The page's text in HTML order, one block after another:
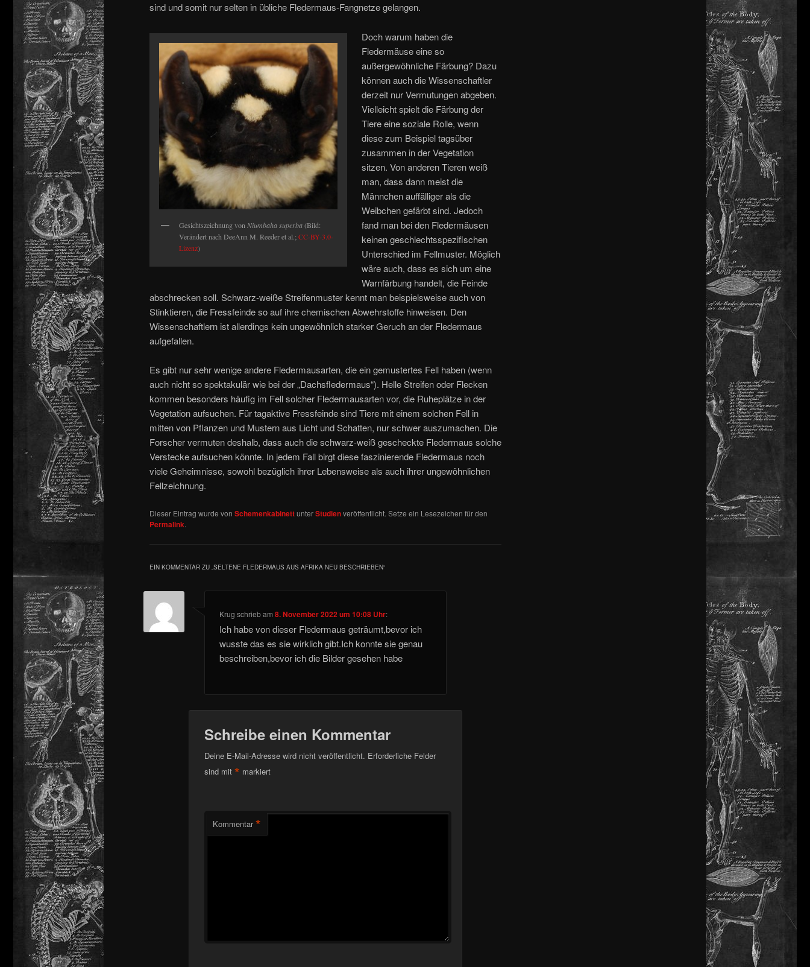
sind und somit nur selten in übliche Fledermaus-Fangnetze gelangen.
Gesichtszeichnung von Niumbaha superba(Bild:
Verändert nach DeeAnn M. Reeder et al.; CC-BY-3.0-
Lizenz)
Doch warum haben die
Fledermäuse eine so
außergewöhnliche Färbung? Dazu
können auch die Wissenschaftler
derzeit nur Vermutungen abgeben.
Vielleicht spielt die Färbung der
Tiere eine soziale Rolle, wenn
diese zum Beispiel tagsüber
zusammen in der Vegetation
sitzen. Von anderen Tieren weiß
man, dass dann meist die
Männchen auffälliger als die
Weibchen gefärbt sind. Jedoch
fand man bei den Fledermäusen
keinen geschlechtsspezifischen
Unterschied im Fellmuster. Möglich
wäre auch, dass es sich um eine
Warnfärbung handelt, die Feinde
abschrecken soll. Schwarz-weiße Streifenmuster kennt man beispielsweise auch von
Stinktieren, die Fressfeinde so auf ihre chemischen Abwehrstoffe hinweisen. Den
Wissenschaftlern ist allerdings kein ungewöhnlich starker Geruch an der Fledermaus
aufgefallen.
Es gibt nur sehr wenige andere Fledermausarten, die ein gemustertes Fell haben (wenn
auch nicht so spektakulär wie bei der „Dachsfledermaus“). Helle Streifen oder Flecken
kommen besonders häufig im Fell solcher Fledermausarten vor, die Ruheplätze in der
Vegetation aufsuchen. Für tagaktive Fressfeinde sind Tiere mit einem solchen Fell in
mitten von Pflanzen und Mustern aus Licht und Schatten, nur schwer auszumachen. Die
Forscher vermuten deshalb, dass auch die schwarz-weiß gescheckte Fledermaus solche
Verstecke aufsuchen könnte. In jedem Fall birgt diese faszinierende Fledermaus noch
viele Geheimnisse, sowohl bezüglich ihrer Lebensweise als auch ihrer ungewöhnlichen
Fellzeichnung.
Dieser Eintrag wurde von SchemenkabinettunterStudienveröffentlicht. Setze ein Lesezeichen für den
Permalink.
EIN KOMMENTAR ZU „SELTENE FLEDERMAUS AUS AFRIKA NEU BESCHRIEBEN“
Krug schriebam8. November 2022 um 10:08 Uhr:
Ich habe von dieser Fledermaus geträumt,bevor ich
wusste das es sie wirklich gibt.Ich konnte sie genau
beschreiben,bevor ich die Bilder gesehen habe
Schreibe einen Kommentar
Deine E-Mail-Adresse wird nicht veröffentlicht. Erforderliche Felder
sind mit * markiert
Kommentar *